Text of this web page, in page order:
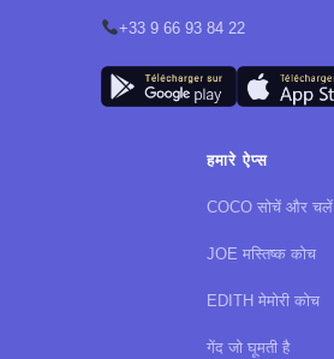
+33 9 66 93 84 22
हमारे ऐप्स
COCO सोचें और चलें
JOE मस्तिष्क कोच
EDITH मेमोरी कोच
गेंद जो घूमती है